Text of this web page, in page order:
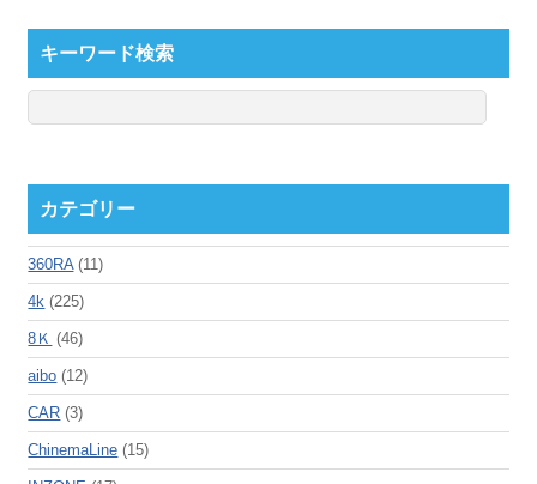
キーワード検索
カテゴリー
360RA(11)
4k (225)
8Ｋ (46)
aibo (12)
CAR (3)
ChinemaLine (15)